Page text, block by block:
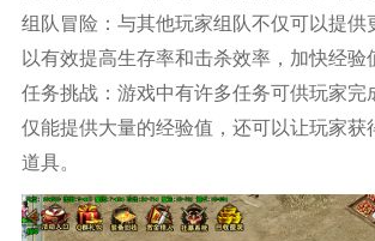
组队冒险：与其他玩家组队不仅可以提供
以有效提高生存率和击杀效率，加快经验
任务挑战：游戏中有许多任务可供玩家完
仅能提供大量的经验值，还可以让玩家获
道具。